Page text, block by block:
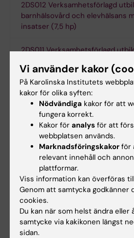
2DS012 Verksamhetsförlagd
barnhälsovård och elevhälsans
insatser (7,5 hp)
2DS011 Verksamhetsförlagd
hp)
2DS009 Examensarbete i
Termin 3
2DS006 Farmakologi och
2SP051 Omvårdnad vid
ohälsa (3hp)
2DS013 Akut ohälsa och
hp)
Vi använder kakor
På Karolinska Institutets
kakor för olika syften:
Nödvändiga kakor för att
fungera korrekt.
Kakor för analys för att
webbplatsen används.
Marknadsföringskakor för
relevant innehåll och
plattformar.
Viss information kan överföras
Genom att samtycka godkänner
cookies.
Du kan när som helst ändra eller
samtycke via kakikonen längst
sidan.